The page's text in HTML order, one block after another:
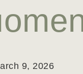
9, 2026